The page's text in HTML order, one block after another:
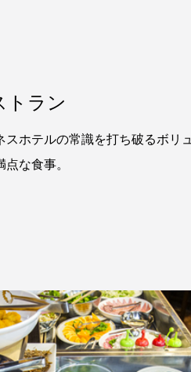
トラン
スホテルの常識を打ち破るボリュ
点な食事。